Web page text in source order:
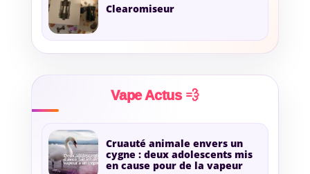
Clearomiseur
Vape Actus 💨
Cruauté animale envers un
cygne : deux adolescents mis
en cause pour de la vapeur